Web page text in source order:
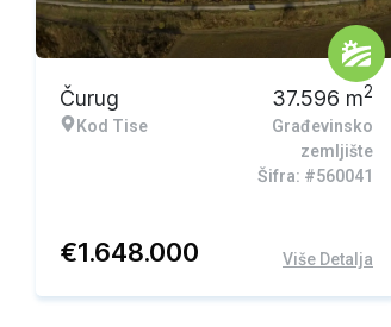
Ekskluzivna ponuda
Čurug
Kod Tise
37.596 m2
Građevinsko
zemljište
Šifra: #560041
€1.648.000 Više Detalja